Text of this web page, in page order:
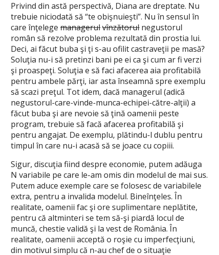
Privind din astă perspectivă, Diana are dreptate. Nu
trebuie niciodată să “te obişnuieşti”. Nu în sensul în
care înţelegemanagerulvînzătorulnegustorul
român să rezolve problema rezultată din prostia lui.
Deci, ai făcut buba şi ţi s-au ofilit castraveţii pe masă?
Soluţia nu-i să pretinzi bani pe ei ca şi cum ar fi verzi
şi proaspeţi. Soluţia e să faci afacerea aia profitabilă
pentru ambele părţi, iar asta înseamnă spre exemplu
să scazi preţul. Tot idem, dacă managerul (adică
negustorul-care-vinde-munca-echipei-către-alţii) a
făcut buba şi are nevoie să ţină oamenii peste
program, trebuie să facă afacerea profitabilă şi
pentru angajat. De exemplu, plătindu-l dublu pentru
timpul în care nu-i acasă să se joace cu copiii.
Sigur, discuţia fiind despre economie, putem adăuga
N variabile pe care le-am omis din modelul de mai sus.
Putem aduce exemple care se folosesc de variabilele
extra, pentru a invalida modelul. Bineînţeles. În
realitate, oamenii fac şi ore suplimentare neplătite,
pentru că altminteri se tem să-şi piardă locul de
muncă, chestie validă şi la vest de România. În
realitate, oamenii acceptă o roşie cu imperfecţiuni,
din motivul simplu că n-au chef de o situaţie